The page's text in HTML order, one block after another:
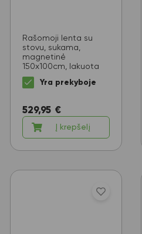
Rašomoji lenta su
stovu, sukama,
magnetinė
150x100cm, lakuota
Yra prekyboje
529,95 €
Į krepšelį